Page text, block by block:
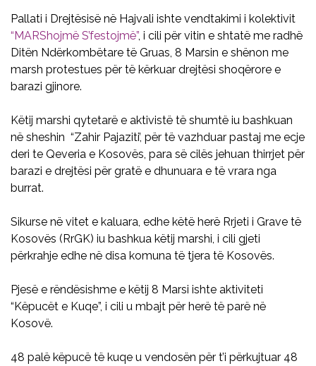
Pallati i Drejtësisë në Hajvali ishte vendtakimi i kolektivit
“MARShojmë S’festojmë”, i cili për vitin e shtatë me radhë
Ditën Ndërkombëtare të Gruas, 8 Marsin e shënon me
marsh protestues për të kërkuar drejtësi shoqërore e
barazi gjinore.
Këtij marshi qytetarë e aktivistë të shumtë iu bashkuan
në sheshin “Zahir Pajaziti’, për të vazhduar pastaj me ecje
deri te Qeveria e Kosovës, para së cilës jehuan thirrjet për
barazi e drejtësi për gratë e dhunuara e të vrara nga
burrat.
Sikurse në vitet e kaluara, edhe këtë herë Rrjeti i Grave të
Kosovës (RrGK) iu bashkua këtij marshi, i cili gjeti
përkrahje edhe në disa komuna të tjera të Kosovës.
Pjesë e rëndësishme e këtij 8 Marsi ishte aktiviteti
“Këpucët e Kuqe”, i cili u mbajt për herë të parë në
Kosovë.
48 palë këpucë të kuqe u vendosën për t’i përkujtuar 48